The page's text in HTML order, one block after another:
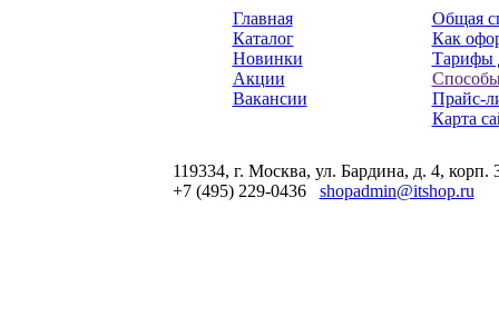
Главная
Каталог
Новинки
Акции
Вакансии
Общая
Как
Тарифы
Прайс-
Карта
119334, г. Москва, ул. Бардина, д. 4, корп.
+7 (495) 229-0436 shopadmin@itshop.ru